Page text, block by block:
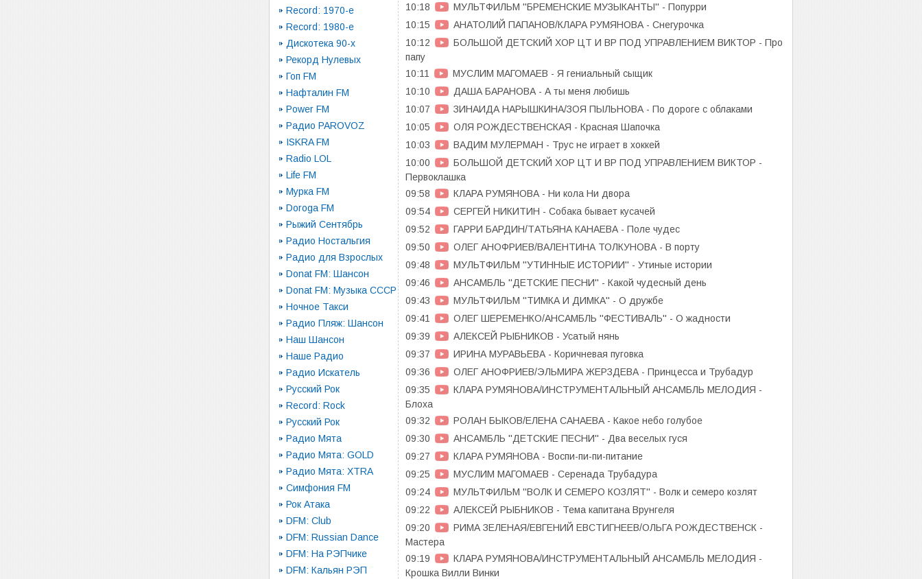
Record: 1970-e
Record: 1980-e
Дискотека 90-х
Рекорд Нулевых
Гоп FM
Нафталин FM
Power FM
Радио PAROVOZ
ISKRA FM
Radio LOL
Life FM
Мурка FM
Doroga FM
Рыжий Сентябрь
Радио Ностальгия
Радио для Взрослых
Donat FM: Шансон
Donat FM: Музыка СССР
Ночное Такси
Радио Пляж: Шансон
Наш Шансон
Наше Радио
Радио Искатель
Русский Рок
Record: Rock
Русский Рок
Радио Мята
Радио Мята: GOLD
Радио Мята: XTRA
Симфония FM
Рок Атака
DFM: Club
DFM: Russian Dance
DFM: На РЭПчике
DFM: Кальян РЭП
10:18
МУЛЬТФИЛЬМ ''БРЕМЕНСКИЕ МУЗЫКАНТЫ'' - Попурри
10:15
АНАТОЛИЙ ПАПАНОВ/КЛАРА РУМЯНОВА - Снегурочка
10:12
БОЛЬШОЙ ДЕТСКИЙ ХОР ЦТ И ВР ПОД УПРАВЛЕНИЕМ ВИКТОР - Про
папу
10:11
МУСЛИМ МАГОМАЕВ - Я гениальный сыщик
10:10
ДАША БАРАНОВА - А ты меня любишь
10:07
ЗИНАИДА НАРЫШКИНА/ЗОЯ ПЫЛЬНОВА - По дороге с облаками
10:05
ОЛЯ РОЖДЕСТВЕНСКАЯ - Красная Шапочка
10:03
ВАДИМ МУЛЕРМАН - Трус не играет в хоккей
10:00
БОЛЬШОЙ ДЕТСКИЙ ХОР ЦТ И ВР ПОД УПРАВЛЕНИЕМ ВИКТОР -
Первоклашка
09:58
КЛАРА РУМЯНОВА - Ни кола Ни двора
09:54
СЕРГЕЙ НИКИТИН - Собака бывает кусачей
09:52
ГАРРИ БАРДИН/ТАТЬЯНА КАНАЕВА - Поле чудес
09:50
ОЛЕГ АНОФРИЕВ/ВАЛЕНТИНА ТОЛКУНОВА - В порту
09:48
МУЛЬТФИЛЬМ ''УТИННЫЕ ИСТОРИИ'' - Утиные истории
09:46
АНСАМБЛЬ ''ДЕТСКИЕ ПЕСНИ'' - Какой чудесный день
09:43
МУЛЬТФИЛЬМ ''ТИМКА И ДИМКА'' - О дружбе
09:41
ОЛЕГ ШЕРЕМЕНКО/АНСАМБЛЬ ''ФЕСТИВАЛЬ'' - О жадности
09:39
АЛЕКСЕЙ РЫБНИКОВ - Усатый нянь
09:37
ИРИНА МУРАВЬЕВА - Коричневая пуговка
09:36
ОЛЕГ АНОФРИЕВ/ЭЛЬМИРА ЖЕРЗДЕВА - Принцесса и Трубадур
09:35
КЛАРА РУМЯНОВА/ИНСТРУМЕНТАЛЬНЫЙ АНСАМБЛЬ МЕЛОДИЯ -
Блоха
09:32
РОЛАН БЫКОВ/ЕЛЕНА САНАЕВА - Какое небо голубое
09:30
АНСАМБЛЬ ''ДЕТСКИЕ ПЕСНИ'' - Два веселых гуся
09:27
КЛАРА РУМЯНОВА - Воспи-пи-пи-питание
09:25
МУСЛИМ МАГОМАЕВ - Серенада Трубадура
09:24
МУЛЬТФИЛЬМ ''ВОЛК И СЕМЕРО КОЗЛЯТ'' - Волк и семеро козлят
09:22
АЛЕКСЕЙ РЫБНИКОВ - Тема капитана Врунгеля
09:20
РИМА ЗЕЛЕНАЯ/ЕВГЕНИЙ ЕВСТИГНЕЕВ/ОЛЬГА РОЖДЕСТВЕНСК -
Мастера
09:19
КЛАРА РУМЯНОВА/ИНСТРУМЕНТАЛЬНЫЙ АНСАМБЛЬ МЕЛОДИЯ -
Крошка Вилли Винки